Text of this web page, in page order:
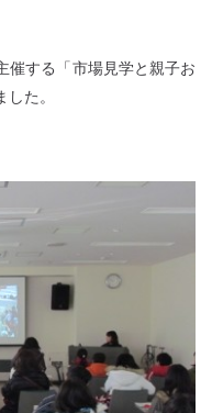
催する「市場見学と親子お
た。